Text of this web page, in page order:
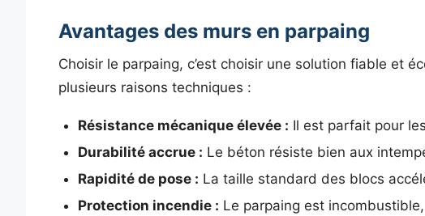
Avantages des murs en parpaing
Choisir le parpaing, c’est choisir une solution fiable et
plusieurs raisons techniques :
Résistance mécanique élevée : Il est parfait pour
Durabilité accrue : Le béton résiste bien aux
Rapidité de pose : La taille standard des blocs
Protection incendie : Le parpaing est